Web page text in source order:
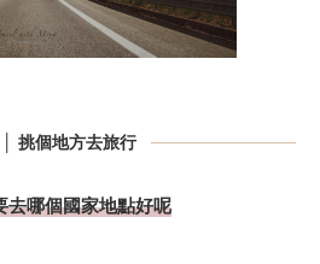
挑個地方去旅行
哪個國家地點好呢